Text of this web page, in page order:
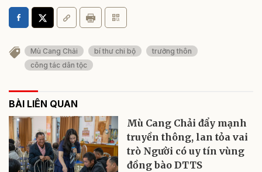
Mù Cang Chải bí thư chi bộ
trưởng thôn
công tác dân tộc
BÀI LIÊN QUAN
Mù Cang Chải đẩy mạnh
truyền thông, lan tỏa vai
trò Người có uy tín vùng
đồng bào DTTS